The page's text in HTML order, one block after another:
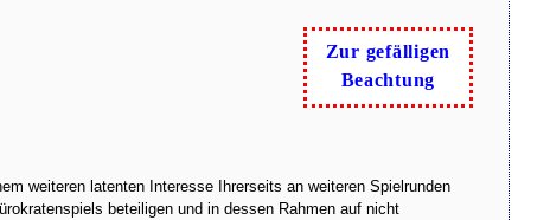
Zur gefälligen
Beachtung
weiteren latenten Interesse Ihrerseits an weiteren Spielrunden
beteiligen und in dessen Rahmen auf nicht